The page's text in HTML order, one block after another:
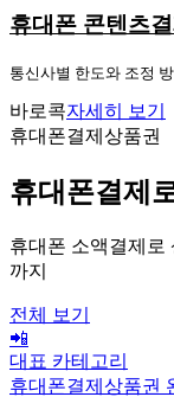
휴대폰 콘텐츠
통신사별 한도와 조정
바로콕자세히 보기
휴대폰결제상품권
휴대폰결제
휴대폰 소액결제로
까지
전체 보기
📲
대표 카테고리
휴대폰결제상품권